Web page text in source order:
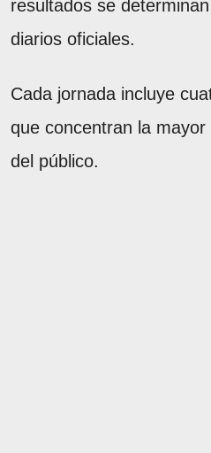
resultados se
diarios oficiales.
Cada jornada incluye
que concentran la
del público.